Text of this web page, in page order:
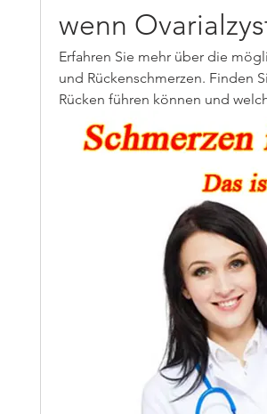
wenn
Erfahren Sie mehr über die
und Rückenschmerzen. Finden
Rücken führen können und